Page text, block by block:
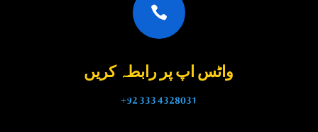

واٹس اپ پر رابطہ کریں
+92 333 4328031